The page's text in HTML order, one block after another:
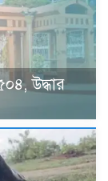
উদ্ধার